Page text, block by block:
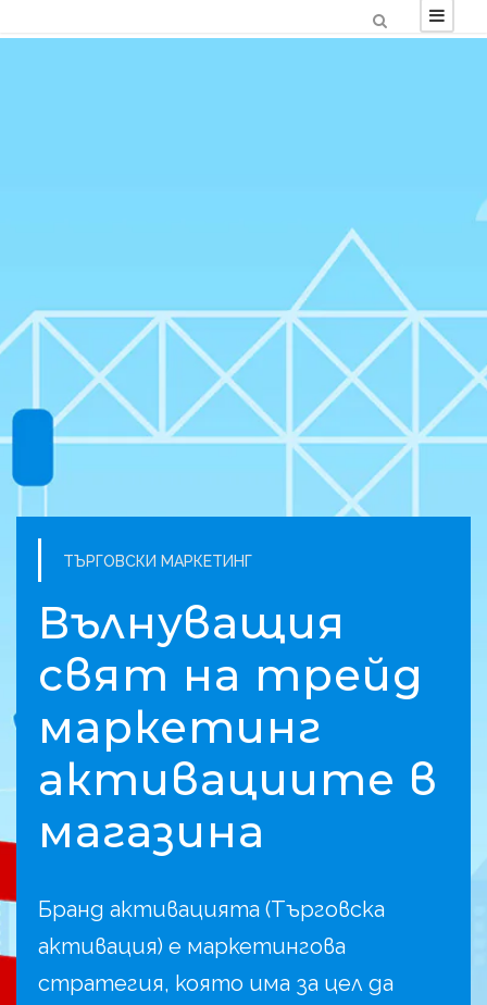
ТЪРГОВСКИ МАРКЕТИНГ
Вълнуващия
свят на трейд
маркетинг
активациите в
магазина
Бранд активацията (Търговска
активация) е маркетингова
стратегия, която има за цел да